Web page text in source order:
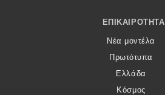
Footer Menu
ΕΠΙΚΑΙΡΌΤΗΤΑ
Νέα μοντέλα
Πρωτότυπα
Ελλάδα
Κόσμος